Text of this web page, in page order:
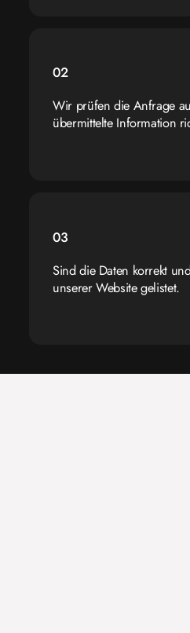
02
Wir prüfen die Anfrage
übermittelte Information
03
Sind die Daten korrekt
unserer Website gelistet.